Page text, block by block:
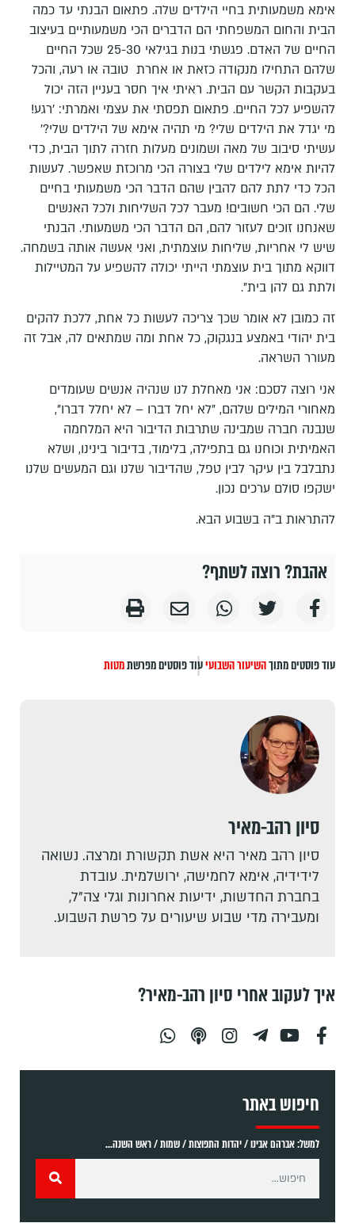
אימא משמעותית בחיי הילדים שלה. פתאום הבנתי עד כמה
הבית והחום המשפחתי הם הדברים הכי משמעותיים בעיצוב
החיים של האדם. פגשתי בנות בגילאי 25-30 שכל החיים
שלהם התחילו מנקודה כזאת או אחרת טובה או רעה, והכל
בעקבות הקשר עם הבית. ראיתי איך חסר בעניין הזה יכול
להשפיע לכל החיים. פתאום תפסתי את עצמי ואמרתי: 'רגע!
מי יגדל את הילדים שלי? מי תהיה אימא של הילדים שלי?'
עשיתי סיבוב של מאה ושמונים מעלות חזרה לתוך הבית, כדי
להיות אימא לילדים שלי בצורה הכי מרוכזת שאפשר. לעשות
הכל כדי לתת להם להבין שהם הדבר הכי משמעותי בחיים
שלי. הם הכי חשובים! מעבר לכל השליחות ולכל האנשים
שאנחנו זוכים לעזור להם, הם הדבר הכי משמעותי. הבנתי
שיש לי אחריות, שליחות עוצמתית, ואני אעשה אותה בשמחה.
דווקא מתוך בית עוצמתי הייתי יכולה להשפיע על המטיילות
ולתת גם להן בית".
זה כמובן לא אומר שכך צריכה לעשות כל אחת, ללכת להקים
בית יהודי באמצע בנגקוק, כל אחת ומה שמתאים לה, אבל זה
מעורר השראה.
אני רוצה לסכם: אני מאחלת לנו שנהיה אנשים שעומדים
מאחורי המילים שלהם, "לא יחל דברו – לא יחלל דברו",
שנבנה חברה שמבינה שתרבות הדיבור היא המלחמה
האמיתית וכוחנו גם בתפילה, בלימוד, בדיבור בינינו, ושלא
נתבלבל בין עיקר לבין טפל, שהדיבור שלנו וגם המעשים שלנו
ישקפו סולם ערכים נכון.
להתראות ב"ה בשבוע הבא.
אהבת? רוצה לשתף?
עוד פוסטים מתוךהשיעור השבועיעוד פוסטים מפרשתמטות
סיון רהב-מאיר
סיון רהב מאיר היא אשת תקשורת ומרצה. נשואה
לידידיה, אימא לחמישה, ירושלמית. עובדת
בחברת החדשות, ידיעות אחרונות וגלי צה"ל,
ומעבירה מדי שבוע שיעורים על פרשת השבוע.
איך לעקוב אחרי סיון רהב-מאיר?
חיפוש באתר
למשל: אברהם אבינו / יהדות התפוצות / שמות / ראש השנה...